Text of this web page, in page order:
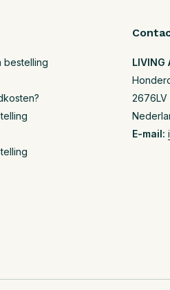
bestelling
LIVING
2676LV
E-mail: